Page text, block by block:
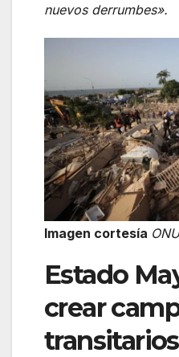
nuevos derrumbes».
Imagen cortesía
Estado
crear
transitarios